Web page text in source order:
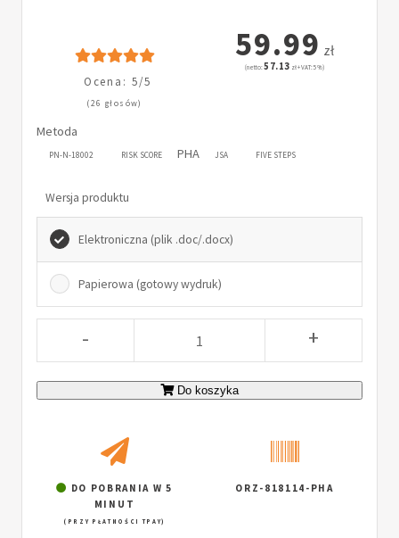
Ocena: 5/5
(26 głosów)
59.99 zł
(netto:57.13 zł + VAT: 5%)
Metoda
PN-N-18002 RISK SCORE PHA JSA FIVE STEPS
Wersja produktu
Elektroniczna (plik .doc/.docx)
Papierowa (gotowy wydruk)
- +
Do koszyka
DO POBRANIA W 5
MINUT
(PRZY PŁATNOŚCI TPAY)
ORZ-818114-PHA